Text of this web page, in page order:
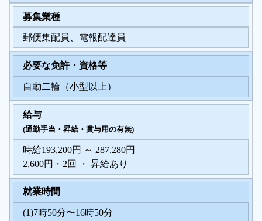
募集業種
郵便集配員、電報配達員
必要な免許・資格等
自動二輪（小型以上）
給与
(通勤手当・昇給・賞与用の有無)
時給193,200円 ～ 287,280円
2,600円・2回 ・ 昇給あり
就業時間
(1)7時50分〜16時50分